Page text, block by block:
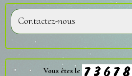
Contactez-nous
Vous êtes le